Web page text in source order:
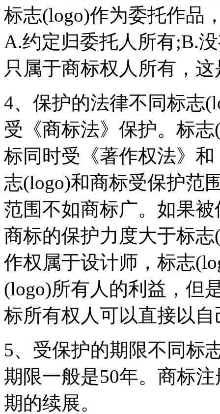
标志(logo)作为委托作品
A.约定归委托人所有;B.
只属于商标权人所有，
4、保护的法律不同标志
受《商标法》保护。标
标同时受《著作权法》
志(logo)和商标受保护范
范围不如商标广。如果
商标的保护力度大于标
作权属于设计师，标志
(logo)所有人的利益，但
标所有权人可以直接以
5、受保护的期限不同标
期限一般是50年。商标
期的续展。